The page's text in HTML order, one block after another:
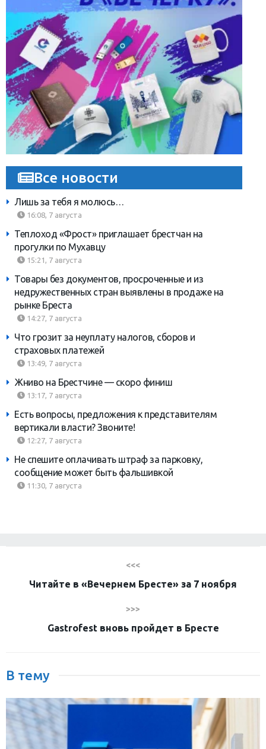
Все новости
Лишь за тебя я молюсь…
16:08, 7 августа
Теплоход «Фрост» приглашает брестчан на
прогулки по Мухавцу
15:21, 7 августа
Товары без документов, просроченные и из
недружественных стран выявлены в продаже на
рынке Бреста
14:27, 7 августа
Что грозит за неуплату налогов, сборов и
страховых платежей
13:49, 7 августа
Жниво на Брестчине — скоро финиш
13:17, 7 августа
Есть вопросы, предложения к представителям
вертикали власти? Звоните!
12:27, 7 августа
Не спешите оплачивать штраф за парковку,
сообщение может быть фальшивкой
11:30, 7 августа
<<<
Читайте в «Вечернем Бресте» за 7 ноября
>>>
Gastrofest вновь пройдет в Бресте
В тему